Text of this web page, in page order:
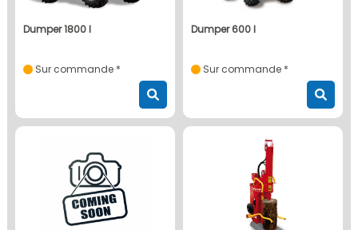
dumper 1800 l
Sur commande *
dumper 600 l
Sur commande *